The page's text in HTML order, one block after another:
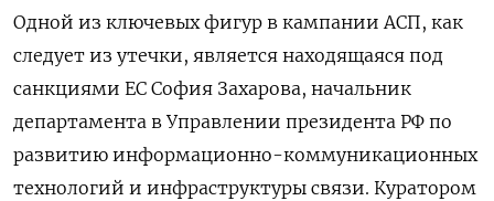
Одной из ключевых фигур в кампании АСП, как
следует из утечки, является находящаяся под
санкциями ЕС София Захарова, начальник
департамента в Управлении президента РФ по
развитию информационно-коммуникационных
технологий и инфраструктуры связи. Куратором